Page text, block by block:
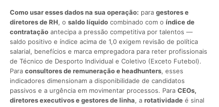
Como usar esses dados na sua operação: para gestores e
diretores de RH, o saldo líquido combinado com o índice de
contratação antecipa a pressão competitiva por talentos —
saldo positivo e índice acima de 1,0 exigem revisão de política
salarial, benefícios e marca empregadora para reter profissionais
de Técnico de Desporto Individual e Coletivo (Exceto Futebol).
Para consultores de remuneração e headhunters, esses
indicadores dimensionam a disponibilidade de candidatos
passivos e a urgência em movimentar processos. Para CEOs,
diretores executivos e gestores de linha, a rotatividade é sinal